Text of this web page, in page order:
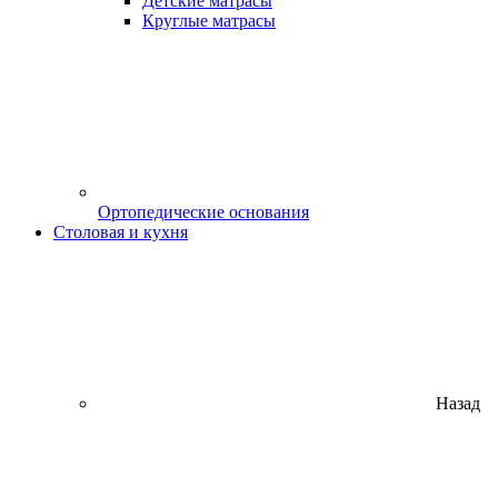
Круглые матрасы
Ортопедические основания
Столовая и кухня
Назад